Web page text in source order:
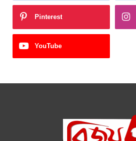
Pinterest
YouTube